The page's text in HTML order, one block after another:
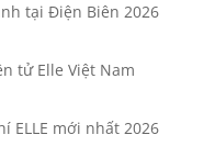
tại Điện Biên 2026
tử Elle Việt Nam
ELLE mới nhất 2026